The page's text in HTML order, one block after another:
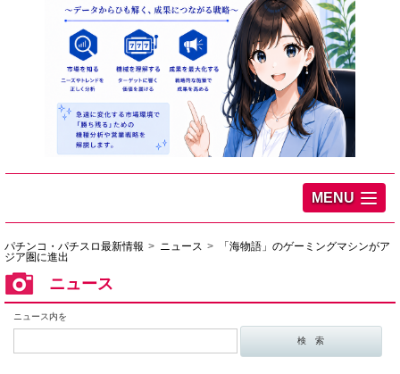
MENU
パチンコ・パチスロ最新情報 ニュース
「海物語」のゲーミングマシンがア
ジア圏に進出
ニュース
ニュース内を